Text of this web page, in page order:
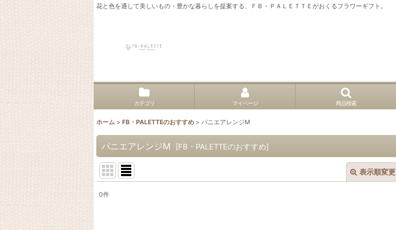
花と色を通して美しいもの・豊かな暮らしを提案する、ＦＢ・ＰＡＬＥＴＴＥがおくるフラワーギフト。
カテゴリ マイページ 商品検索
ホーム > FB・PALETTEのおすすめ > パニエアレンジM
パニエアレンジM [FB・PALETTEのおすすめ]
表示順変更
0件